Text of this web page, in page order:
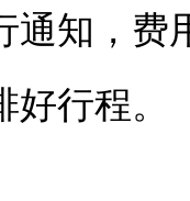
知，费
行程。